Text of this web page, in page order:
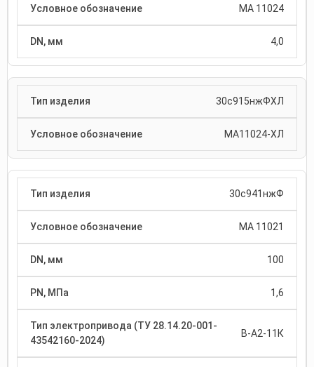
МА 11024
4,0
30с915нжФХЛ
МА11024-ХЛ
30с941нжФ
МА 11021
100
1,6
В-А2-11К